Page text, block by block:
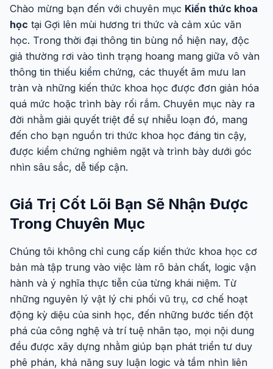
Chào mừng bạn đến với chuyên mục Kiến thức khoa
học tại Gợi lên mùi hương tri thức và cảm xúc văn
học. Trong thời đại thông tin bùng nổ hiện nay, độc
giả thường rơi vào tình trạng hoang mang giữa vô vàn
thông tin thiếu kiểm chứng, các thuyết âm mưu lan
tràn và những kiến thức khoa học được đơn giản hóa
quá mức hoặc trình bày rối rắm. Chuyên mục này ra
đời nhằm giải quyết triệt để sự nhiễu loạn đó, mang
đến cho bạn nguồn tri thức khoa học đáng tin cậy,
được kiểm chứng nghiêm ngặt và trình bày dưới góc
nhìn sâu sắc, dễ tiếp cận.
Giá Trị Cốt Lõi Bạn Sẽ Nhận Được
Trong Chuyên Mục
Chúng tôi không chỉ cung cấp kiến thức khoa học cơ
bản mà tập trung vào việc làm rõ bản chất, logic vận
hành và ý nghĩa thực tiễn của từng khái niệm. Từ
những nguyên lý vật lý chi phối vũ trụ, cơ chế hoạt
động kỳ diệu của sinh học, đến những bước tiến đột
phá của công nghệ và trí tuệ nhân tạo, mọi nội dung
đều được xây dựng nhằm giúp bạn phát triển tư duy
phê phán, khả năng suy luận logic và tầm nhìn liên